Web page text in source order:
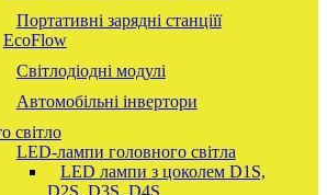
Портативні зарядні станціїї
EcoFlow
Світлодіодні модулі
Автомобільні інвертори
світло
LED-лампи головного світла
LED лампи з цоколем D1S,
D2S, D3S, D4S